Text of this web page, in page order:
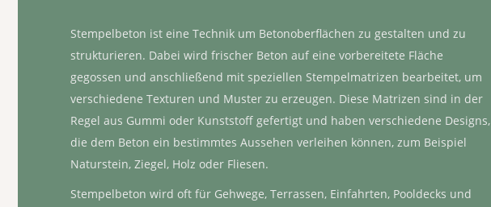
Stempelbeton ist eine Technik um Betonoberflächen zu gestalten und zu
strukturieren. Dabei wird frischer Beton auf eine vorbereitete Fläche
gegossen und anschließend mit speziellen Stempelmatrizen bearbeitet, um
verschiedene Texturen und Muster zu erzeugen. Diese Matrizen sind in der
Regel aus Gummi oder Kunststoff gefertigt und haben verschiedene Designs,
die dem Beton ein bestimmtes Aussehen verleihen können, zum Beispiel
Naturstein, Ziegel, Holz oder Fliesen.
Stempelbeton wird oft für Gehwege, Terrassen, Einfahrten, Pooldecks und